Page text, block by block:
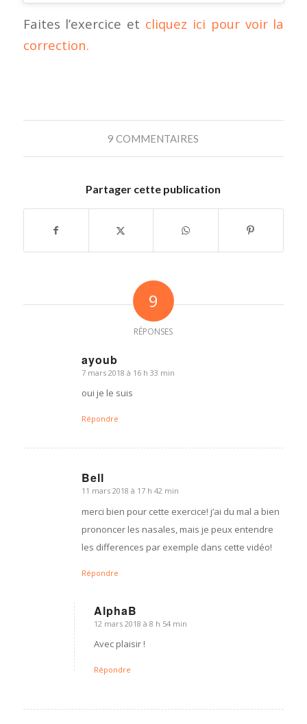
Faites l’exercice et cliquez ici pour voir la
correction.
9 COMMENTAIRES
Partager cette publication
9
RÉPONSES
ayoub
dit
7 mars 2018 à 16 h 33 min
oui je le suis
Répondre
Bell
dit
11 mars 2018 à 17 h 42 min
merci bien pour cette exercice! j’ai du mal a bien
prononcer les nasales, mais je peux entendre
les differences par exemple dans cette vidéo!
Répondre
AlphaB
dit
12 mars 2018 à 8 h 54 min
Avec plaisir !
Répondre